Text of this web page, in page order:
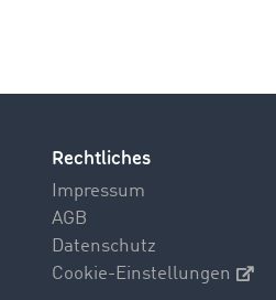
Rechtliches
Impressum
AGB
Datenschutz
Cookie-Einstellungen